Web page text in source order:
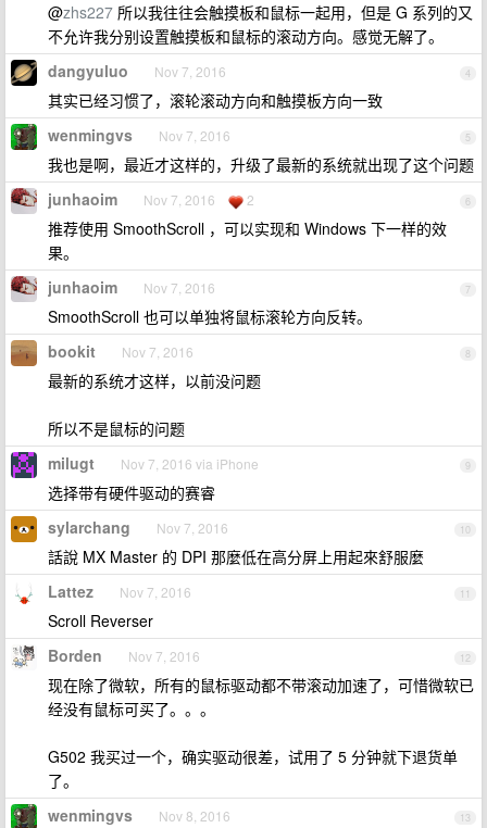
@zhs227 所以我往往会触摸板和鼠标一起用，但是 G 系列的又
不允许我分别设置触摸板和鼠标的滚动方向。感觉无解了。
4
dangyuluo Nov 7, 2016
其实已经习惯了，滚轮滚动方向和触摸板方向一致
5
wenmingvs Nov 7, 2016
我也是啊，最近才这样的，升级了最新的系统就出现了这个问题
6
junhaoim Nov 7, 2016 2
推荐使用 SmoothScroll ，可以实现和 Windows 下一样的效
果。
7
junhaoim Nov 7, 2016
SmoothScroll 也可以单独将鼠标滚轮方向反转。
8
bookit Nov 7, 2016
最新的系统才这样，以前没问题
所以不是鼠标的问题
9
milugt Nov 7, 2016 via iPhone
选择带有硬件驱动的赛睿
10
sylarchang Nov 7, 2016
話說 MX Master 的 DPI 那麼低在高分屏上用起來舒服麼
11
Lattez Nov 7, 2016
Scroll Reverser
12
Borden Nov 7, 2016
现在除了微软，所有的鼠标驱动都不带滚动加速了，可惜微软已
经没有鼠标可买了。。。
G502 我买过一个，确实驱动很差，试用了 5 分钟就下退货单
了。
13
wenmingvs Nov 8, 2016